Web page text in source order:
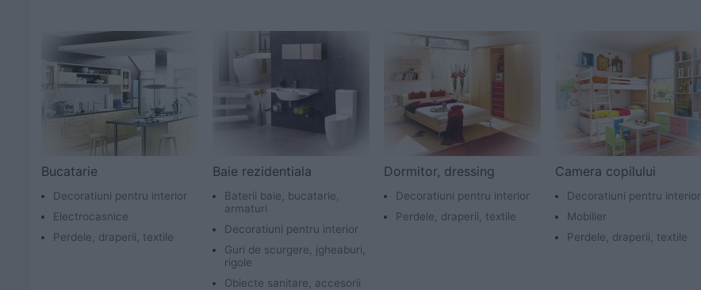
Bucatarie
Decoratiuni pentru interior
Electrocasnice
Perdele, draperii, textile
Baie rezidentiala
Baterii baie, bucatarie,
armaturi
Decoratiuni pentru interior
Guri de scurgere, jgheaburi,
rigole
Obiecte sanitare, accesorii
Dormitor, dressing
Decoratiuni pentru interior
Perdele, draperii, textile
Camera copilului
Decoratiuni pentru interior
Mobilier
Perdele, draperii, textile